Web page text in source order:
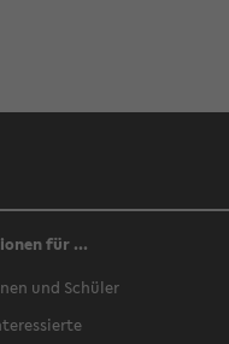
für ...
und Schüler